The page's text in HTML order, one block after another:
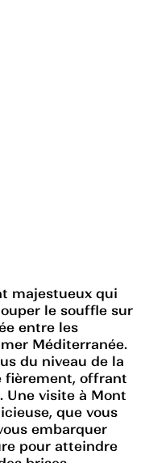
majestueux qui
le souffle sur
entre les
Méditerranée.
du niveau de la
fièrement, offrant
Une visite à Mont
que vous
embarquer
pour atteindre